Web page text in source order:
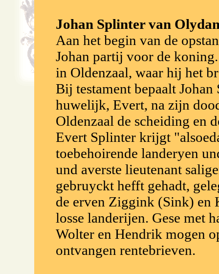
Johan Splinter van
Aan het begin van de
Johan partij voor de
in Oldenzaal, waar hij het
Bij testament bepaalt
huwelijk, Evert, na zijn
Oldenzaal de scheiding en
Evert Splinter krijgt
toebehoirende landeryen
und averste lieutenant
gebruyckt hefft gehadt,
de erven Ziggink (Sink) en
losse landerijen. Gese met
Wolter en Hendrik mogen
ontvangen rentebrieven.